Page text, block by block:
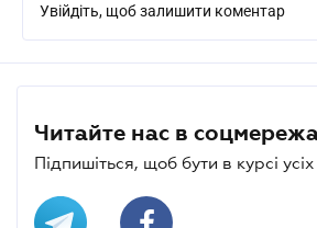
Увійдіть, щоб залишити коментар
Читайте нас в
Підпишіться, щоб бути в курсі